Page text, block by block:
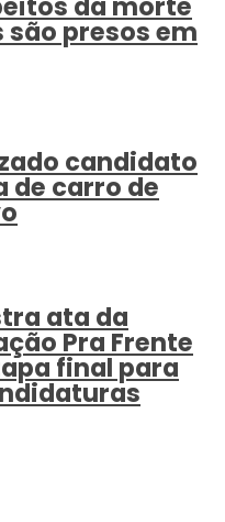
são presos em
candidato
de carro de
ata da
Pra Frente
final para